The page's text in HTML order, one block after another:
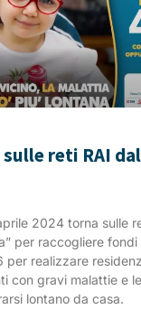
reti RAI
2024 torna sulle
per raccogliere fondi
per realizzare
con gravi malattie e
lontano da casa.